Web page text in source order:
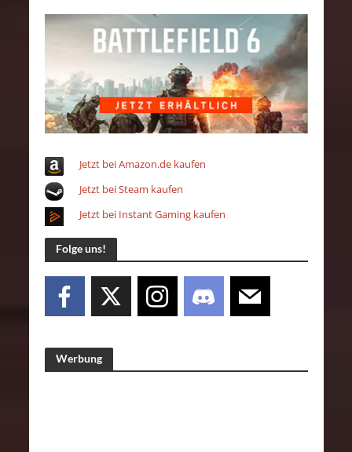
Jetzt bei Amazon.de kaufen
Jetzt bei Steam kaufen
Jetzt bei Instant Gaming kaufen
Folge uns!
Werbung